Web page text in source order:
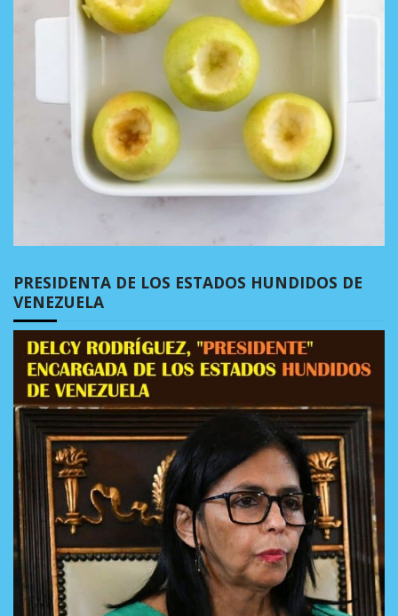
PRESIDENTA DE LOS ESTADOS HUNDIDOS DE
VENEZUELA